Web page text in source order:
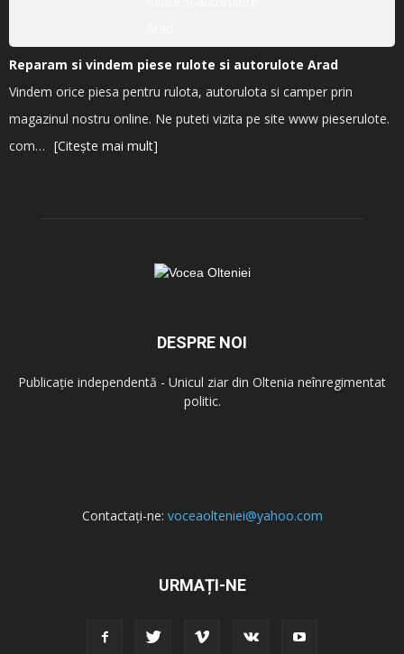
Reparam si vindem piese rulote si autorulote Arad
Vindem orice piesa pentru rulota, autorulota si camper prin
magazinul nostru online. Ne puteti vizita pe site www pieserulote.
com… [Citește mai mult]
DESPRE NOI
Publicație independentă - Unicul ziar din Oltenia neînregimentat
politic.
Contactați-ne: voceaolteniei@yahoo.com
URMAȚI-NE